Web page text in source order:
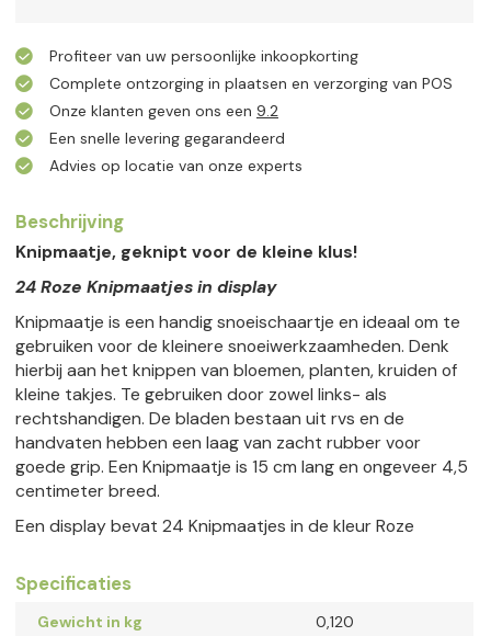
Profiteer van uw persoonlijke inkoopkorting
Complete ontzorging in plaatsen en verzorging van POS
Onze klanten geven ons een 9.2
Een snelle levering gegarandeerd
Advies op locatie van onze experts
Beschrijving
Knipmaatje, geknipt voor de kleine klus!
24 Roze Knipmaatjes in display
Knipmaatje is een handig snoeischaartje en ideaal om te
gebruiken voor de kleinere snoeiwerkzaamheden. Denk
hierbij aan het knippen van bloemen, planten, kruiden of
kleine takjes. Te gebruiken door zowel links- als
rechtshandigen. De bladen bestaan uit rvs en de
handvaten hebben een laag van zacht rubber voor
goede grip. Een Knipmaatje is 15 cm lang en ongeveer 4,5
centimeter breed.
Een display bevat 24 Knipmaatjes in de kleur Roze
Specificaties
Gewicht in kg
0,120